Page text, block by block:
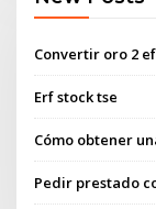
Convertir oro 2
Erf stock tse
Cómo obtener
Pedir prestado